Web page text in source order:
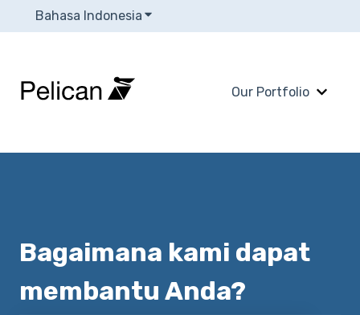
Bahasa Indonesia Tampilkan submenu untuk
Our Portfolio
Bagaimana kami dapat
membantu Anda?